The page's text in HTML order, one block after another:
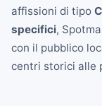
affissioni di tipo
specifici,
con il pubblico
centri storici alle